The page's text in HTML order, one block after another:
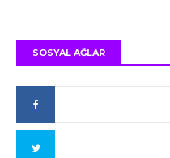
SOSYAL AĞLAR